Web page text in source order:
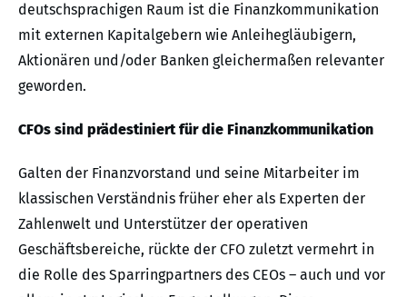
deutschsprachigen Raum ist die Finanzkommunikation
mit externen Kapitalgebern wie Anleihegläubigern,
Aktionären und/oder Banken gleichermaßen relevanter
geworden.
CFOs sind prädestiniert für die Finanzkommunikation
Galten der Finanzvorstand und seine Mitarbeiter im
klassischen Verständnis früher eher als Experten der
Zahlenwelt und Unterstützer der operativen
Geschäftsbereiche, rückte der CFO zuletzt vermehrt in
die Rolle des Sparringpartners des CEOs – auch und vor